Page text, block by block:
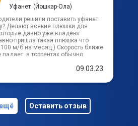
Уфанет (Йошкар-Ола)
решили поставить уфанет.
Делают всякие плюшки для
давно уже владеют
пришла такая плюшка что
м/б на месяц.) Скорость ближе
падает, в торрентах обычно
месяц.
09.03.23
Оставить отзыв